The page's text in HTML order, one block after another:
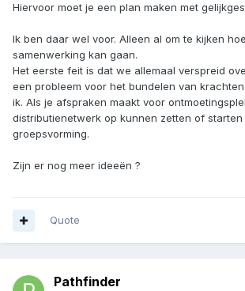
Hiervoor moet je een plan maken met
Ik ben daar wel voor. Alleen al om te kijken
samenwerking kan gaan.
Het eerste feit is dat we allemaal verspreid
een probleem voor het bundelen van
ik. Als je afspraken maakt voor
distributienetwerk op kunnen zetten of starten
groepsvorming.
Zijn er nog meer ideeën ?
Quote
Pathfinder